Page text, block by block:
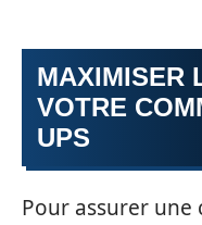
MAXIMISER
VOTRE
UPS
Pour assurer une